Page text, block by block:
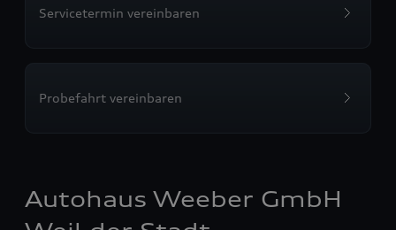
Servicetermin vereinbaren
Probefahrt vereinbaren
Autohaus Weeber GmbH